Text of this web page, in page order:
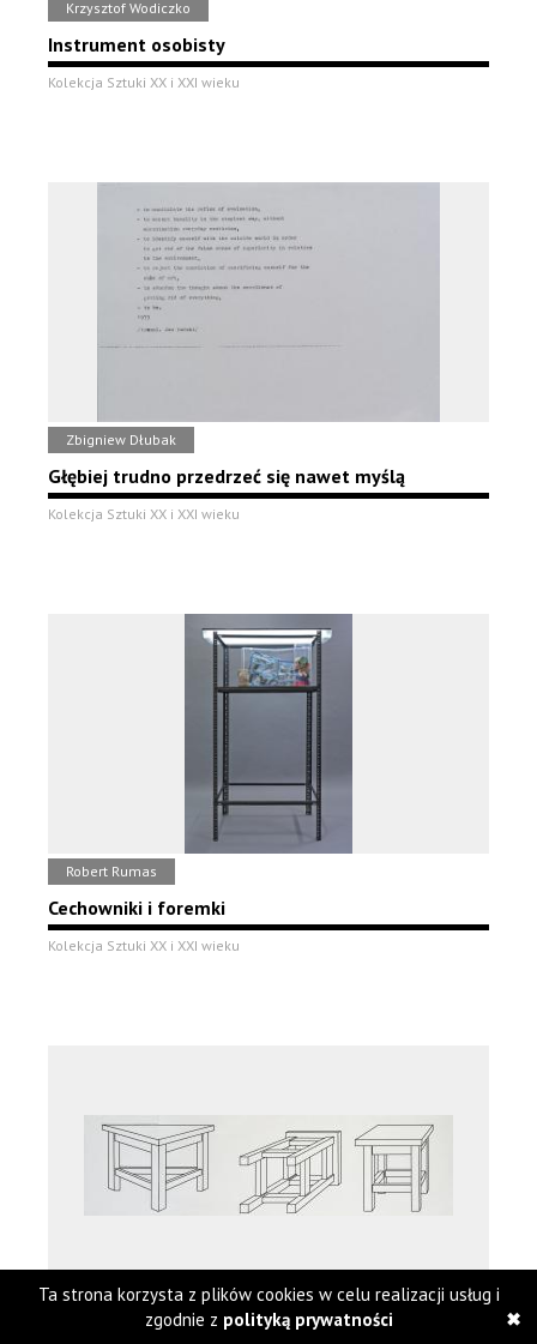
Krzysztof Wodiczko
Instrument osobisty
Kolekcja Sztuki XX i XXI wieku
Zbigniew Dłubak
Głębiej trudno przedrzeć się nawet myślą
Kolekcja Sztuki XX i XXI wieku
Robert Rumas
Cechowniki i foremki
Kolekcja Sztuki XX i XXI wieku
Krzysztof Wodiczko
Ta strona korzysta z plików cookies w celu realizacji usług i
zgodnie z polityką prywatności